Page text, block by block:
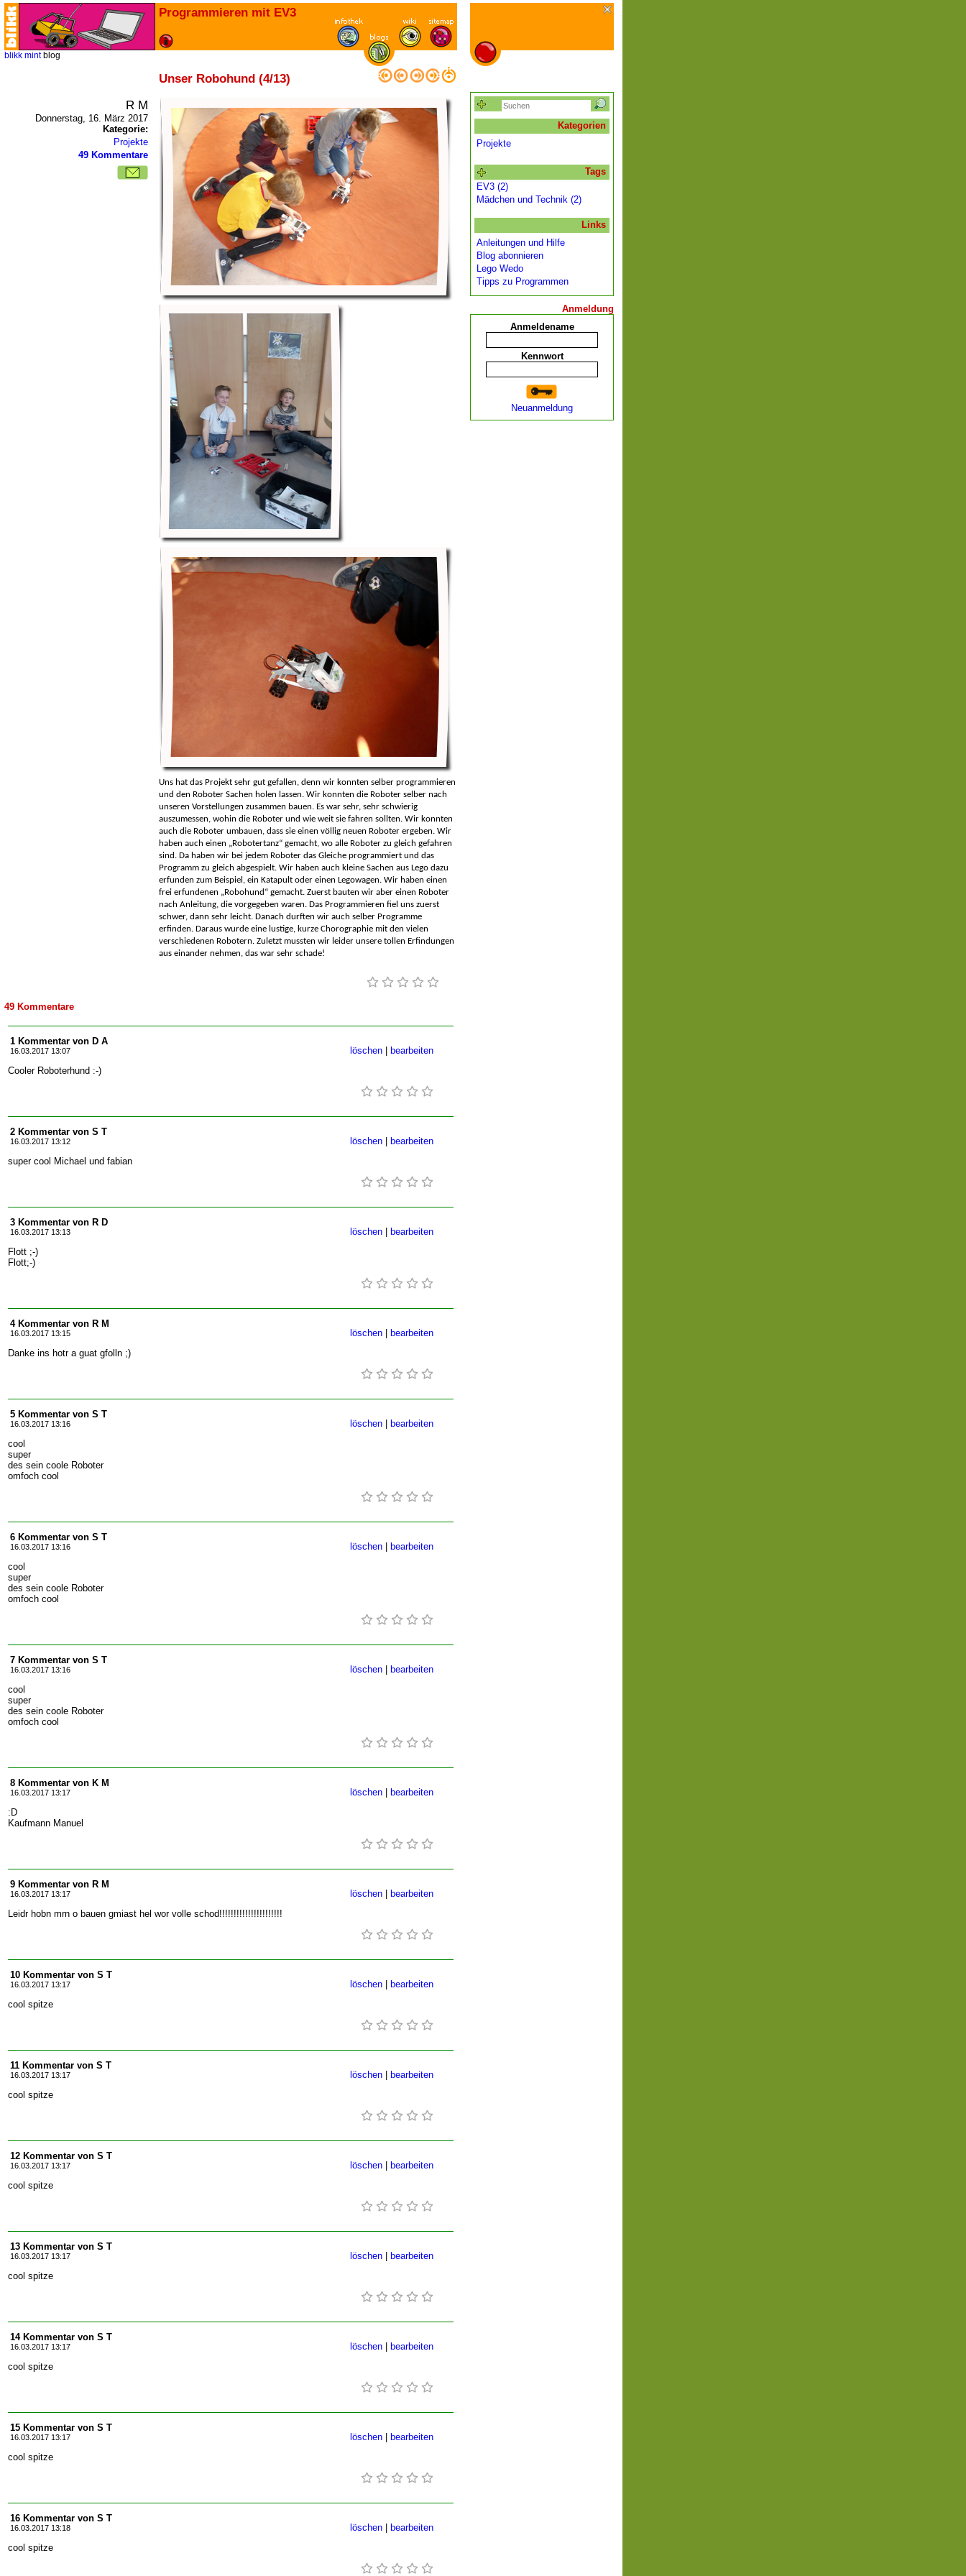
Programmieren mit EV3
blikk mint blog
Unser Robohund (4/13)
R M
Donnerstag, 16. März 2017
Kategorie:
Projekte
49 Kommentare
Uns hat das Projekt sehr gut gefallen, denn wir konnten selber programmieren
und den Roboter Sachen holen lassen. Wir konnten die Roboter selber nach
unseren Vorstellungen zusammen bauen. Es war sehr, sehr schwierig
auszumessen, wohin die Roboter und wie weit sie fahren sollten. Wir konnten
auch die Roboter umbauen, dass sie einen völlig neuen Roboter ergeben. Wir
haben auch einen „Robotertanz“ gemacht, wo alle Roboter zu gleich gefahren
sind. Da haben wir bei jedem Roboter das Gleiche programmiert und das
Programm zu gleich abgespielt. Wir haben auch kleine Sachen aus Lego dazu
erfunden zum Beispiel, ein Katapult oder einen Legowagen. Wir haben einen
frei erfundenen „Robohund“ gemacht. Zuerst bauten wir aber einen Roboter
nach Anleitung, die vorgegeben waren. Das Programmieren fiel uns zuerst
schwer, dann sehr leicht. Danach durften wir auch selber Programme
erfinden. Daraus wurde eine lustige, kurze Chorographie mit den vielen
verschiedenen Robotern. Zuletzt mussten wir leider unsere tollen Erfindungen
aus einander nehmen, das war sehr schade!
49 Kommentare
1 Kommentar von D A
16.03.2017 13:07 bearbeiten
löschen
Cooler Roboterhund :-)
2 Kommentar von S T
16.03.2017 13:12 bearbeiten
löschen
super cool Michael und fabian
3 Kommentar von R D
16.03.2017 13:13 bearbeiten
löschen
Flott ;-)
Flott;-)
4 Kommentar von R M
16.03.2017 13:15 bearbeiten
löschen
Danke ins hotr a guat gfolln ;)
5 Kommentar von S T
16.03.2017 13:16 bearbeiten
löschen
cool
super
des sein coole Roboter
omfoch cool
6 Kommentar von S T
16.03.2017 13:16 bearbeiten
löschen
cool
super
des sein coole Roboter
omfoch cool
7 Kommentar von S T
16.03.2017 13:16 bearbeiten
löschen
cool
super
des sein coole Roboter
omfoch cool
8 Kommentar von K M
16.03.2017 13:17 bearbeiten
löschen
:D
Kaufmann Manuel
9 Kommentar von R M
16.03.2017 13:17 bearbeiten
löschen
Leidr hobn mrn o bauen gmiast hel wor volle schod!!!!!!!!!!!!!!!!!!!!!!
10 Kommentar von S T
16.03.2017 13:17 bearbeiten
löschen
cool spitze
11 Kommentar von S T
16.03.2017 13:17 bearbeiten
löschen
cool spitze
12 Kommentar von S T
16.03.2017 13:17 bearbeiten
löschen
cool spitze
13 Kommentar von S T
16.03.2017 13:17 bearbeiten
löschen
cool spitze
14 Kommentar von S T
16.03.2017 13:17 bearbeiten
löschen
cool spitze
15 Kommentar von S T
16.03.2017 13:17 bearbeiten
löschen
cool spitze
16 Kommentar von S T
16.03.2017 13:18 bearbeiten
löschen
cool spitze
Kategorien
Projekte
Tags
EV3 (2)
Mädchen und Technik (2)
Links
Anleitungen und Hilfe
Blog abonnieren
Lego Wedo
Tipps zu Programmen
Anmeldung
Anmeldename
Kennwort
Neuanmeldung